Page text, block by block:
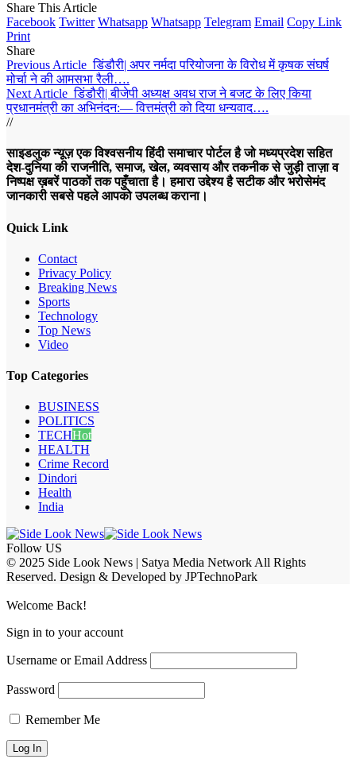
Share This Article
Facebook Twitter Whatsapp Whatsapp Telegram Email Copy Link
Print
Share
Previous Article डिंडौरी| अपर नर्मदा परियोजना के विरोध में कृषक संघर्ष
मोर्चा ने की आमसभा रैली….
Next Article डिंडौरी| बीजेपी अध्यक्ष अवध राज ने बजट के लिए किया
प्रधानमंत्री का अभिनंदन:— वित्तमंत्री को दिया धन्यवाद….
//
साइडलुक न्यूज़ एक विश्वसनीय हिंदी समाचार पोर्टल है जो मध्यप्रदेश सहित
देश-दुनिया की राजनीति, समाज, खेल, व्यवसाय और तकनीक से जुड़ी ताज़ा व
निष्पक्ष ख़बरें पाठकों तक पहुँचाता है। हमारा उद्देश्य है सटीक और भरोसेमंद
जानकारी सबसे पहले आपको उपलब्ध कराना।
Quick Link
Contact
Privacy Policy
Breaking News
Sports
Technology
Top News
Video
Top Categories
BUSINESS
POLITICS
TECHHot
HEALTH
Crime Record
Dindori
Health
India
Follow US
© 2025 Side Look News | Satya Media Network All Rights
Reserved. Design & Developed by JPTechnoPark
Welcome Back!
Sign in to your account
Username or Email Address
Password
Remember Me